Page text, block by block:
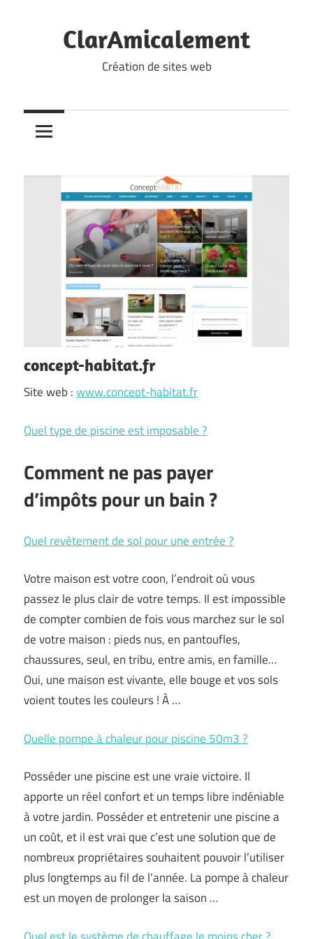
ClarAmicalement
Création de sites web
concept-habitat.fr
Site web :www.concept-habitat.fr
Quel type de piscine est imposable ?
Comment ne pas payer
d’impôts pour un bain ?
Quel revêtement de sol pour une entrée ?
Votre maison est votre coon, l’endroit où vous
passez le plus clair de votre temps. Il est impossible
de compter combien de fois vous marchez sur le sol
de votre maison : pieds nus, en pantoufles,
chaussures, seul, en tribu, entre amis, en famille…
Oui, une maison est vivante, elle bouge et vos sols
voient toutes les couleurs ! À …
Quelle pompe à chaleur pour piscine 50m3 ?
Posséder une piscine est une vraie victoire. Il
apporte un réel confort et un temps libre indéniable
à votre jardin. Posséder et entretenir une piscine a
un coût, et il est vrai que c’est une solution que de
nombreux propriétaires souhaitent pouvoir l’utiliser
plus longtemps au fil de l’année. La pompe à chaleur
est un moyen de prolonger la saison …